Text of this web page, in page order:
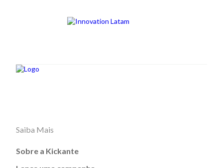
Saiba Mais
Sobre a Kickante